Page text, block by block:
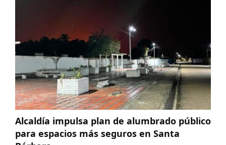
Alcaldía impulsa plan de alumbrado público
para espacios más seguros en Santa